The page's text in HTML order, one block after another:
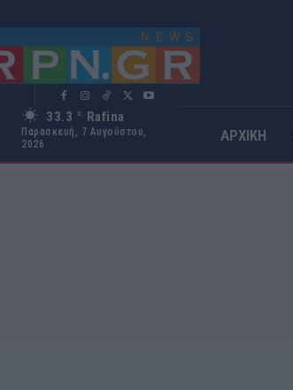
33.3 C Rafina
Παρασκευή, 7 Αυγούστου,
2026
ΑΡΧΙΚΗ